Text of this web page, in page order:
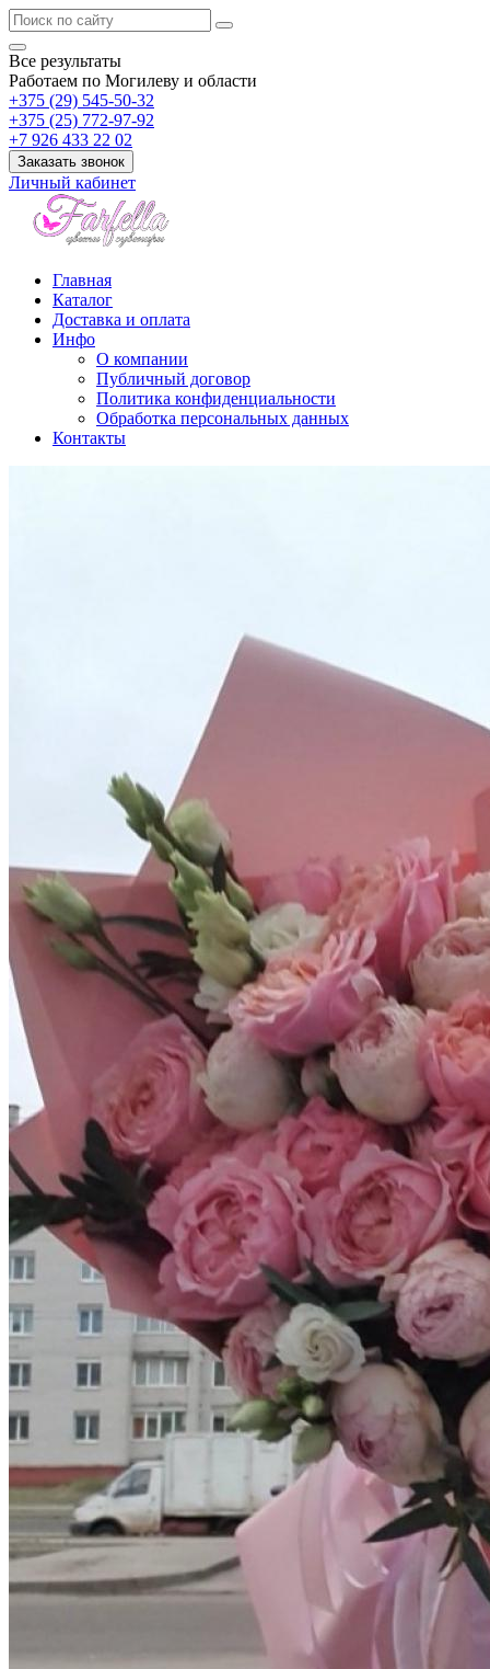
Все результаты
Работаем по Могилеву и области
+375 (29) 545-50-32
+375 (25) 772-97-92
+7 926 433 22 02
Заказать звонок
Личный кабинет
Главная
Каталог
Доставка и оплата
Инфо
О компании
Публичный договор
Политика конфиденциальности
Обработка персональных данных
Контакты